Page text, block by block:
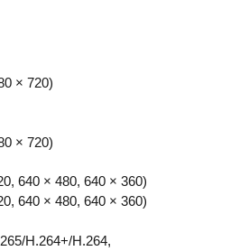
× 720)
× 720)
640 × 480, 640 × 360)
640 × 480, 640 × 360)
H.264+/H.264,